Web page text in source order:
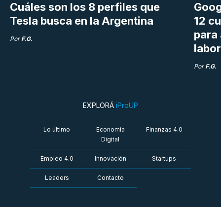
Cuáles son los 8 perfiles que
Tesla busca en la Argentina
Por F.G.
12
para
Por F.G.
EXPLORÁ iProUP
Lo último
Economía
Digital
Finanzas 4.0
Empleo 4.0 Innovación Startups
Leaders Contacto